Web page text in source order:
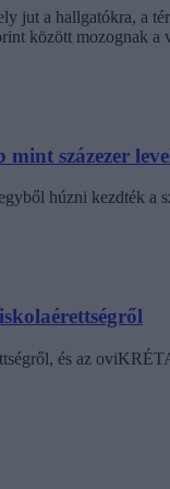
a hallgatókra, a
között mozognak
százezer
húzni kezdték a
és az